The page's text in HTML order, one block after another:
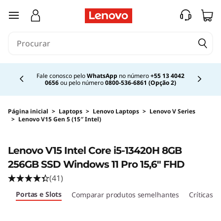
saltar para o conteúdo principal
Fale conosco peloWhatsApp no número+55 13 4042
0656ou pelo número0800-536-6861 (Opção 2)
Página inicial > Laptops > Lenovo Laptops > Lenovo V Series
> Lenovo V15 Gen 5 (15″ Intel)
Lenovo V15 Intel Core i5-13420H 8GB
256GB SSD Windows 11 Pro 15,6" FHD
(41)
Portas e Slots Comparar produtos semelhantes Críticas